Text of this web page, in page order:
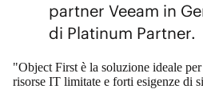
partner Veeam in
di Platinum Partner.
"Object First è la soluzione ideale
risorse IT limitate e forti esigenze di